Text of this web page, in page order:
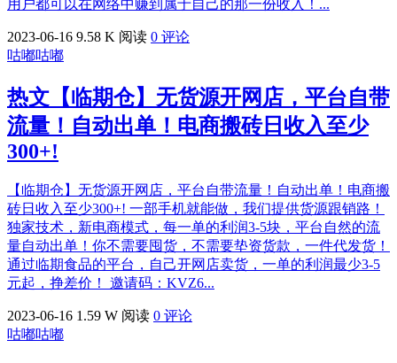
用户都可以在网络中赚到属于自己的那一份收入！...
2023-06-16 9.58 K 阅读 0 评论
咕嘟咕嘟
热文 【临期仓】无货源开网店，平台自带
流量！自动出单！电商搬砖日收入至少
300+!
【临期仓】无货源开网店，平台自带流量！自动出单！电商搬
砖日收入至少300+! 一部手机就能做，我们提供货源跟销路！
独家技术，新电商模式，每一单的利润3-5块，平台自然的流
量自动出单！你不需要囤货，不需要垫资货款，一件代发货！
通过临期食品的平台，自己开网店卖货，一单的利润最少3-5
元起，挣差价！ 邀请码：KVZ6...
2023-06-16 1.59 W 阅读 0 评论
咕嘟咕嘟